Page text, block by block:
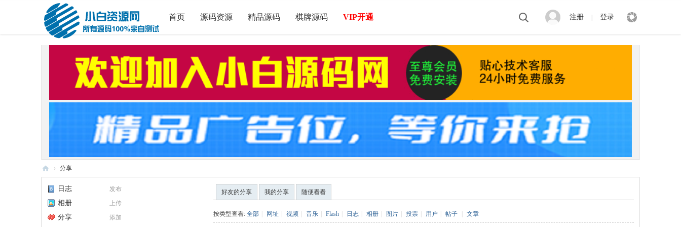
首页 源码资源 精品源码 棋牌源码 VIP开通 注册 登录
白
› 分享
发布
日志
上传
相册
添加
分享
好友的分享 我的分享 随便看看
按类型查看: 全部 | 网址 | 视频 | 音乐 | Flash | 日志 | 相册 | 图片 | 投票 | 用户 | 帖子 | 文章